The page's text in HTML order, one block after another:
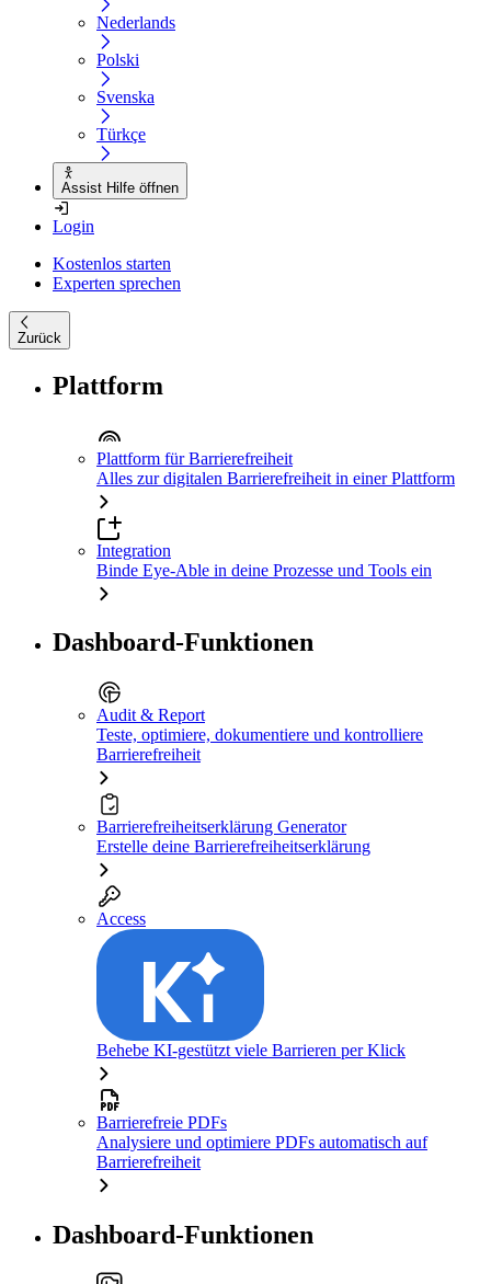
Nederlands
Polski
Svenska
Türkçe
Assist Hilfe öffnen
Login
Kostenlos starten
Experten sprechen
Zurück
Plattform
Plattform für Barrierefreiheit
Alles zur digitalen Barrierefreiheit in einer Plattform
Integration
Binde Eye-Able in deine Prozesse und Tools ein
Dashboard-Funktionen
Audit & Report
Teste, optimiere, dokumentiere und kontrolliere
Barrierefreiheit
Barrierefreiheitserklärung Generator
Erstelle deine Barrierefreiheitserklärung
Access
Behebe KI-gestützt viele Barrieren per Klick
Barrierefreie PDFs
Analysiere und optimiere PDFs automatisch auf
Barrierefreiheit
Dashboard-Funktionen